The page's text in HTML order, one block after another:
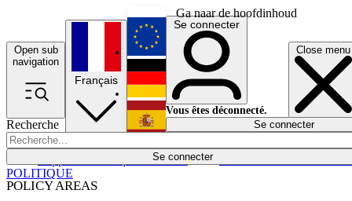
Ga naar de hoofdinhoud
Open sub
navigation
Close menu
Recherche
Se connecter
POLICY AREAS
Économie
Français
English
Deutsch
Español
Se connecter
Vous êtes déconnecté.
Se connecter
POLITIQUE